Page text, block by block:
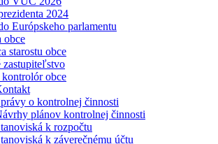
2024
Európskeho parlamentu
obce
starostu obce
zastupiteľstvo
obce
o kontrolnej činnosti
plánov kontrolnej činnosti
k rozpočtu
k záverečnému účtu